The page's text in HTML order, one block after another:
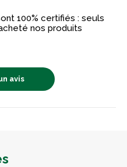
100% certifiés : seuls
nos produits
avis